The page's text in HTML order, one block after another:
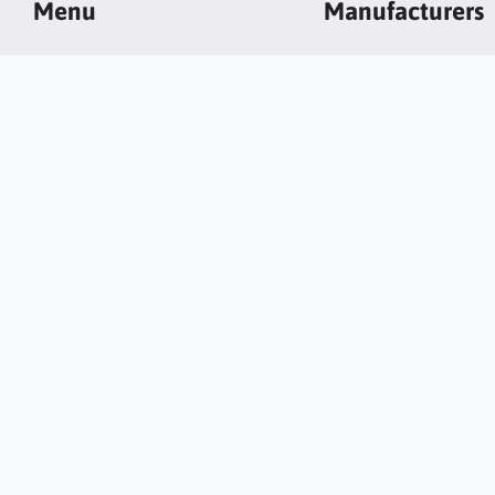
Menu Manufacturers